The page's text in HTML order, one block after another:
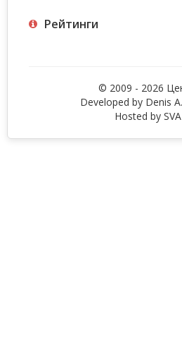
Рейтинги
© 2009 - 2026
Developed by Denis
Hosted by